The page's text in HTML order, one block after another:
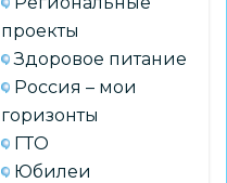
проекты
Здоровое питание
Россия – мои
горизонты
ГТО
Юбилеи